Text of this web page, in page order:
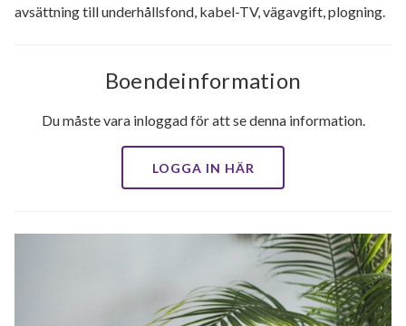
avsättning till underhållsfond, kabel-TV, vägavgift, plogning.
Boendeinformation
Du måste vara inloggad för att se denna information.
LOGGA IN HÄR